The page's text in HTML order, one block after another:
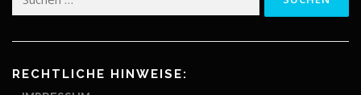
RECHTLICHE HINWEISE: